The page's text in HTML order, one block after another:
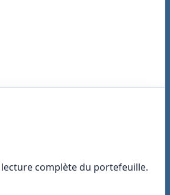
complète du portefeuille.